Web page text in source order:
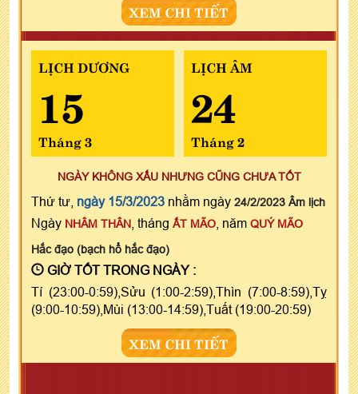
XEM CHI TIẾT
LỊCH DƯƠNG
15
Tháng 3
LỊCH ÂM
24
Tháng 2
NGÀY KHÔNG XẤU NHƯNG CŨNG CHƯA TỐT
Thứ tư, ngày 15/3/2023 nhằm ngày 24/2/2023 Âm lịch
Ngày NHÂM THÂN , tháng ẤT MÃO , năm QUÝ MÃO
Hắc đạo (bạch hổ hắc đạo)
GIỜ TỐT TRONG NGÀY :
Tí (23:00-0:59),Sửu (1:00-2:59),Thìn (7:00-8:59),Tỵ
(9:00-10:59),Mùi (13:00-14:59),Tuất (19:00-20:59)
XEM CHI TIẾT